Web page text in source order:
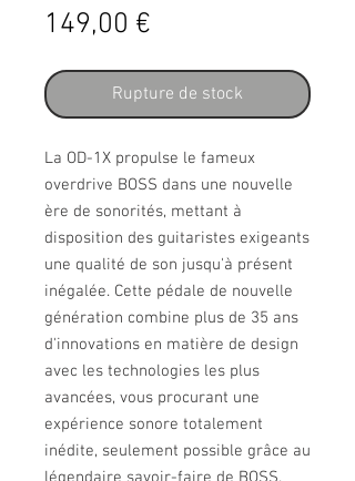
149,00 €
Rupture de stock
La OD-1X propulse le fameux
overdrive BOSS dans une nouvelle
ère de sonorités, mettant à
disposition des guitaristes exigeants
une qualité de son jusqu'à présent
inégalée. Cette pédale de nouvelle
génération combine plus de 35 ans
d'innovations en matière de design
avec les technologies les plus
avancées, vous procurant une
expérience sonore totalement
inédite, seulement possible grâce au